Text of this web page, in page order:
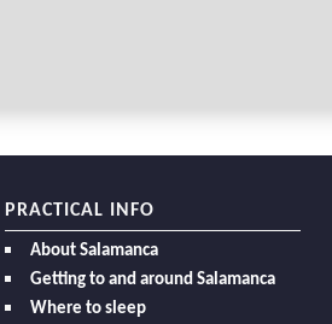
PRACTICAL INFO
About Salamanca
Getting to and around Salamanca
Where to sleep